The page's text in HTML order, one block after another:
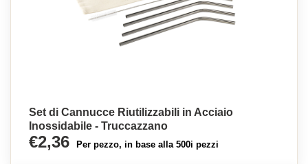
Set di Cannucce Riutilizzabili in Acciaio
Inossidabile - Truccazzano
€2,36 Per pezzo, in base alla 500i pezzi